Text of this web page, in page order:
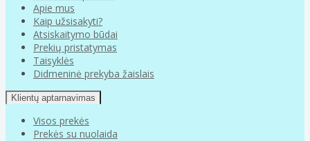
Apie mus
Kaip užsisakyti?
Atsiskaitymo būdai
Prekių pristatymas
Taisyklės
Didmeninė prekyba žaislais
Klientų aptarnavimas
Visos prekės
Prekės su nuolaida